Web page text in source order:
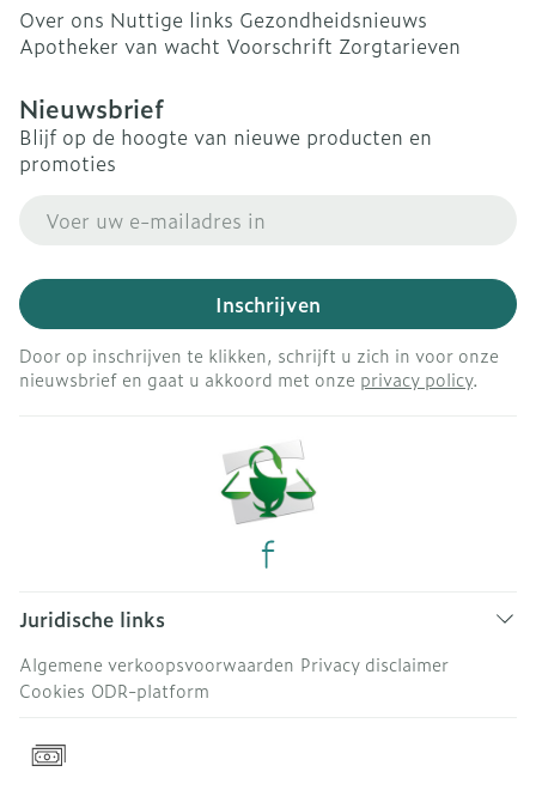
Over ons Nuttige links Gezondheidsnieuws
Apotheker van wacht Voorschrift Zorgtarieven
Nieuwsbrief
Blijf op de hoogte van nieuwe producten en
promoties
Inschrijven
Door op inschrijven te klikken, schrijft u zich in voor onze
nieuwsbrief en gaat u akkoord met onze privacy policy.
Juridische links
Algemene verkoopsvoorwaarden Privacy disclaimer
Cookies ODR-platform